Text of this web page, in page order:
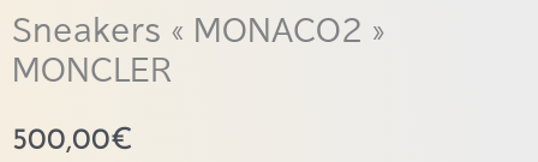
Sneakers « MONACO2 »
MONCLER
500,00€